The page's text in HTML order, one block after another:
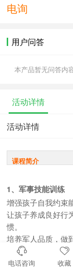
电询
用户问答
本产品暂无问答内
活动详情
活动详情
课程简介
1、军事技能训练
增强孩子自我约束
让孩子养成良好行
惯。
培养军人品质，做
2、军事拓展训练
电话咨询 收藏